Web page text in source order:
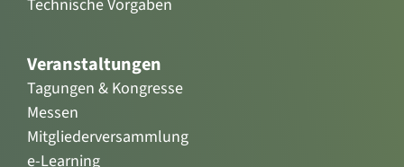
Technische Vorgaben
Veranstaltungen
Tagungen & Kongresse
Messen
Mitgliederversammlung
e-Learning